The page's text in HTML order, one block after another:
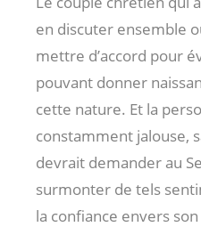
en discuter ensemble
mettre d’accord pour
pouvant donner
cette nature. Et la
constamment jalouse,
devrait demander au
surmonter de tels
la confiance envers